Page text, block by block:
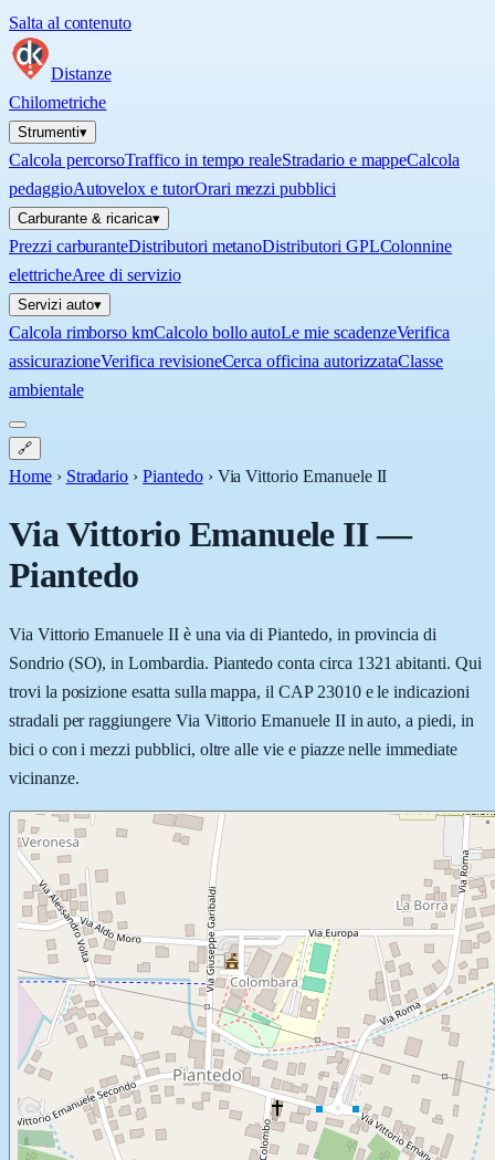
Salta al contenuto
Distanze
Chilometriche
Strumenti▾
Calcola percorsoTraffico in tempo realeStradario e mappeCalcola
pedaggioAutovelox e tutorOrari mezzi pubblici
Carburante & ricarica▾
Prezzi carburanteDistributori metanoDistributori GPLColonnine
elettricheAree di servizio
Servizi auto▾
Calcola rimborso kmCalcolo bollo autoLe mie scadenzeVerifica
assicurazioneVerifica revisioneCerca officina autorizzataClasse
ambientale
🔗
Home › Stradario › Piantedo › Via Vittorio Emanuele II
Via Vittorio Emanuele II—
Piantedo
Via Vittorio Emanuele II è una via di Piantedo, in provincia di
Sondrio (SO), in Lombardia. Piantedo conta circa 1321 abitanti. Qui
trovi la posizione esatta sulla mappa, il CAP 23010 e le indicazioni
stradali per raggiungere Via Vittorio Emanuele II in auto, a piedi, in
bici o con i mezzi pubblici, oltre alle vie e piazze nelle immediate
vicinanze.